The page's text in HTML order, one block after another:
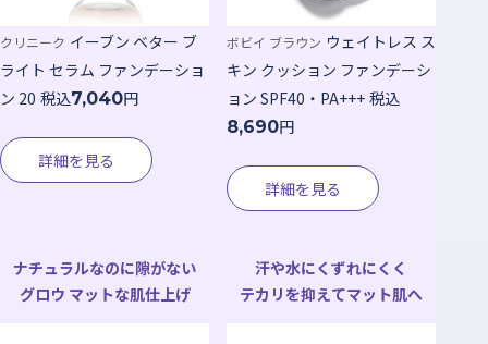
クリニーク イーブン ベター ブ
ライト セラム ファンデーショ
ン 20 税込7,040円
詳細を見る
ボビイ ブラウン ウェイトレス ス
キン クッション ファンデーシ
ョン SPF40・PA+++ 税込
8,690円
詳細を見る
ナチュラルなのに隙がない
グロウ マットな肌仕上げ
汗や水にくずれにくく
テカリを抑えてマット肌へ